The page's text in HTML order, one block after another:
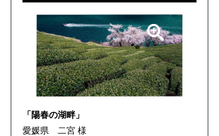
「陽春の湖畔」
愛媛県 二宮 様